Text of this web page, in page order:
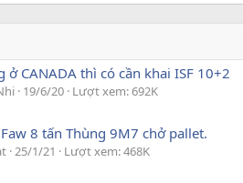
ở CANADA thì có cần khai ISF 10+2
19/6/20 Lượt xem: 692K
8 tấn Thùng 9M7 chở pallet.
25/1/21
Lượt xem: 468K